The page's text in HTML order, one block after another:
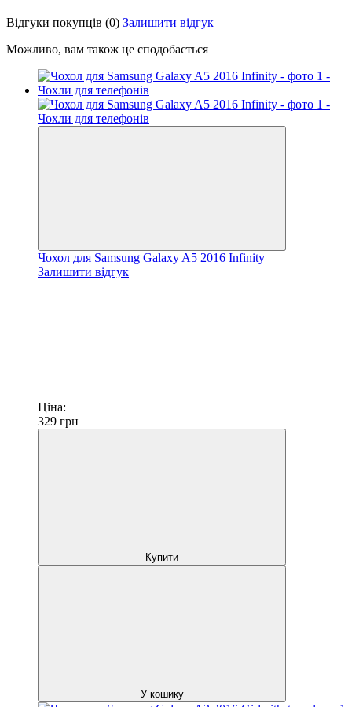
Відгуки покупців (0) Залишити відгук
Можливо, вам також це сподобається
Чохол для Samsung Galaxy A5 2016 Infinity
Залишити відгук
Ціна:
329 грн
Купити
У кошику